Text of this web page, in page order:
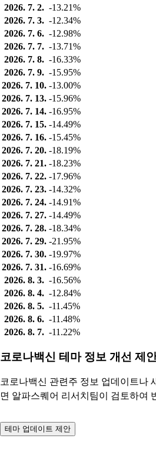
2026. 7. 2. -13.21%
2026. 7. 3. -12.34%
2026. 7. 6. -12.98%
2026. 7. 7. -13.71%
2026. 7. 8. -16.33%
2026. 7. 9. -15.95%
2026. 7. 10. -13.00%
2026. 7. 13. -15.96%
2026. 7. 14. -16.95%
2026. 7. 15. -14.49%
2026. 7. 16. -15.45%
2026. 7. 20. -18.19%
2026. 7. 21. -18.23%
2026. 7. 22. -17.96%
2026. 7. 23. -14.32%
2026. 7. 24. -14.91%
2026. 7. 27. -14.49%
2026. 7. 28. -18.34%
2026. 7. 29. -21.95%
2026. 7. 30. -19.97%
2026. 7. 31. -16.69%
2026. 8. 3. -16.56%
2026. 8. 4. -12.84%
2026. 8. 5. -11.45%
2026. 8. 6. -11.48%
2026. 8. 7. -11.22%
코로나백신 테마 정보 개선 제
코로나백신 관련주 정보 업데이트나
면 알파스퀘어 리서치팀이 검토하여
테마 업데이트 제안